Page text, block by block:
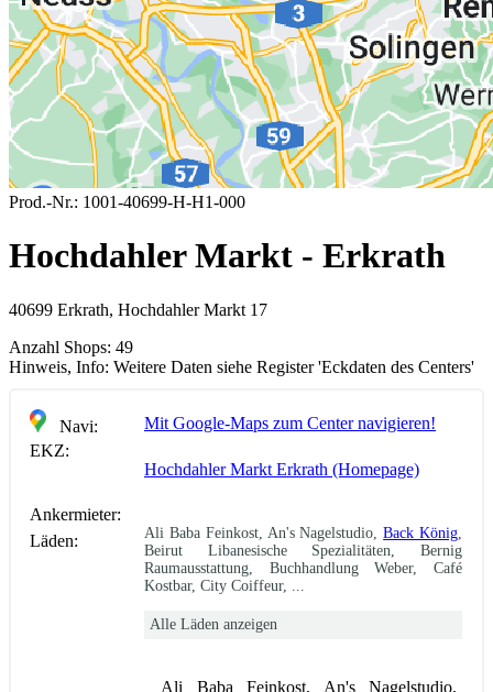
Prod.-Nr.: 1001-40699-H-H1-000
Hochdahler Markt - Erkrath
40699 Erkrath, Hochdahler Markt 17
Anzahl Shops: 49
Hinweis, Info: Weitere Daten siehe Register 'Eckdaten des Centers'
Navi:
Mit Google-Maps zum Center navigieren!
EKZ:
Hochdahler Markt Erkrath (Homepage)
Ankermieter:
Läden:
Ali Baba Feinkost, An's Nagelstudio,Back König
Beirut Libanesische Spezialitäten, Bernig
Raumausstattung, Buchhandlung Weber, Café
Kostbar, City Coiffeur, ...
Alle Läden anzeigen
Ali Baba Feinkost, An's Nagelstudio,